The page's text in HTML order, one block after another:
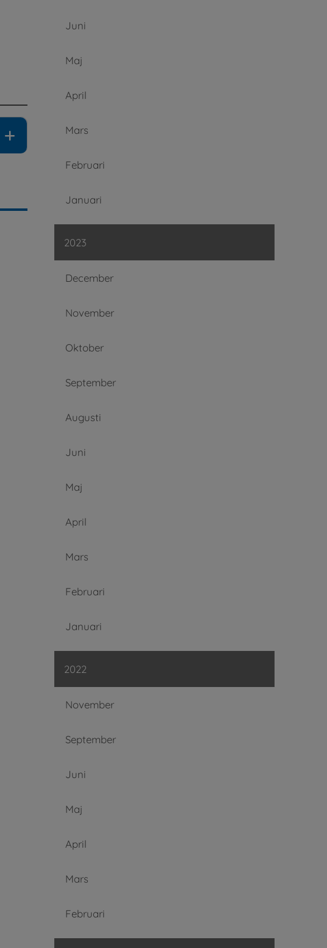
Juni
Maj
April
Mars
Februari
Januari
2023
December
November
Oktober
September
Augusti
Juni
Maj
April
Mars
Februari
Januari
2022
November
September
Juni
Maj
April
Mars
Februari